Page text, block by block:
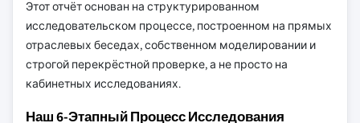
Этот отчёт основан на структурированном
исследовательском процессе, построенном на прямых
отраслевых беседах, собственном моделировании и
строгой перекрёстной проверке, а не просто на
кабинетных исследованиях.
Наш 6-Этапный Процесс Исследования